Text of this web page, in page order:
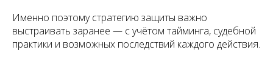
Именно поэтому стратегию защиты важно
выстраивать заранее — с учётом тайминга, судебной
практики и возможных последствий каждого действия.